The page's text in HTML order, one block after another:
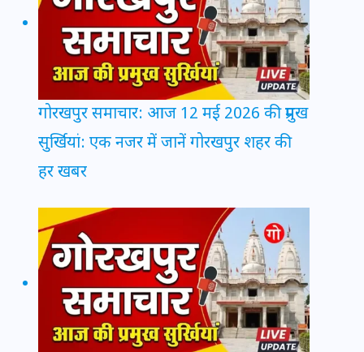
गोरखपुर समाचार: आज 12 मई 2026 की प्रमुख
सुर्खियां: एक नजर में जानें गोरखपुर शहर की
हर खबर